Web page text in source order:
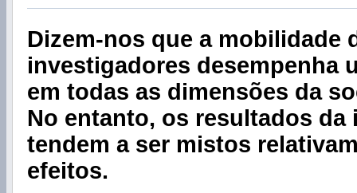
Dizem-nos que a mobilidade
investigadores desempenha
em todas as dimensões da
No entanto, os resultados da
tendem a ser mistos
efeitos.